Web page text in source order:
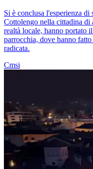
Si è conclusa l'esperienza
Cottolengo nella cittadina
realtà locale, hanno portato
parrocchia, dove hanno
radicata.
Cmsi